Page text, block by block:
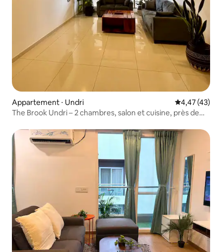
Appartement ⋅ Undri Évaluation
4,47 (43)
The Brook Undri – 2 chambres, salon et cuisine, près de